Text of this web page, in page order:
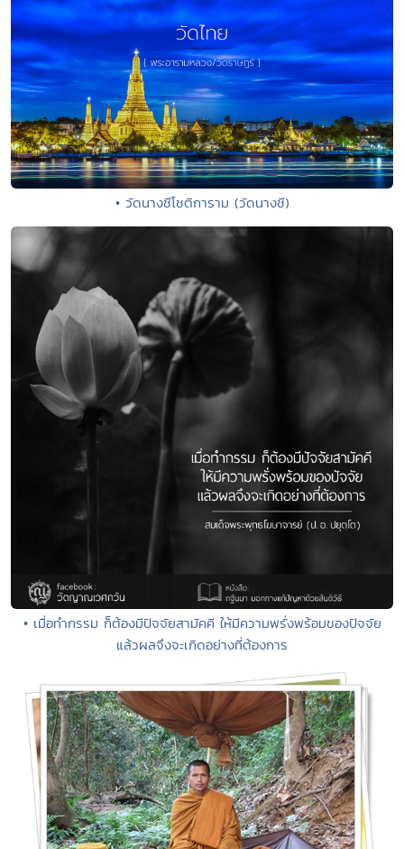
• วัดนางชีโชติการาม (วัดนางชี)
• เมื่อทำกรรม ก็ต้องมีปัจจัยสามัคคี ให้มีความพรั่งพร้อมของปัจจัย
แล้วผลจึงจะเกิดอย่างที่ต้องการ